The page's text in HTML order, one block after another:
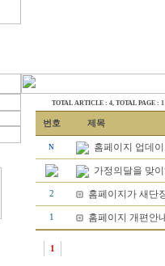
TOTAL ARTICLE : 4, TOTAL PAGE : 1
번호 제목
N 홈페이지 업데
가정의달을 맞
2 홈페이지가 새단
1 홈페이지 개편안
1